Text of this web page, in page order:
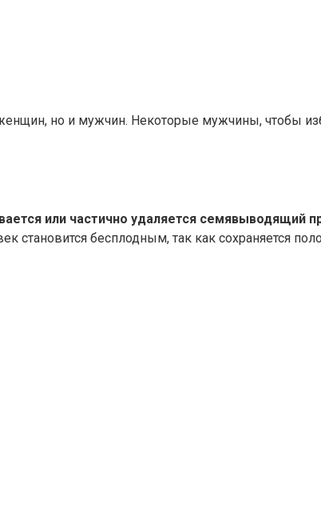
но и мужчин. Некоторые мужчины, чтобы
или частично удаляется семявыводящий
становится бесплодным, так как сохраняется